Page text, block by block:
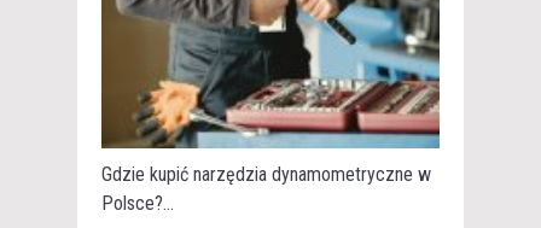
Gdzie kupić narzędzia dynamometryczne w
Polsce?...